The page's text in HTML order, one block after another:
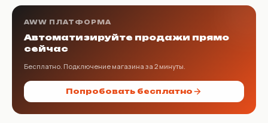
AWW ПЛАТФОРМА
Автоматизируйте продажи прямо
сейчас
Бесплатно. Подключение магазина за 2 минуты.
Попробовать бесплатно